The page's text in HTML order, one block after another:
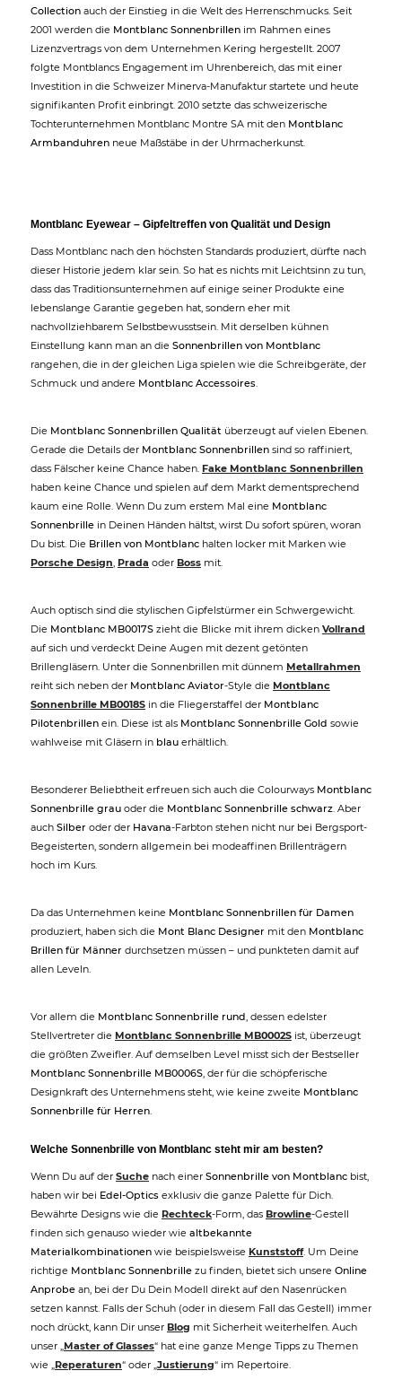
Collection auch der Einstieg in die Welt des Herrenschmucks. Seit
2001 werden die Montblanc Sonnenbrillen im Rahmen eines
Lizenzvertrags von dem Unternehmen Kering hergestellt. 2007
folgte Montblancs Engagement im Uhrenbereich, das mit einer
Investition in die Schweizer Minerva-Manufaktur startete und heute
signifikanten Profit einbringt. 2010 setzte das schweizerische
Tochterunternehmen Montblanc Montre SA mit den Montblanc
Armbanduhren neue Maßstäbe in der Uhrmacherkunst.
Montblanc Eyewear – Gipfeltreffen von Qualität und Design
Dass Montblanc nach den höchsten Standards produziert, dürfte nach
dieser Historie jedem klar sein. So hat es nichts mit Leichtsinn zu tun,
dass das Traditionsunternehmen auf einige seiner Produkte eine
lebenslange Garantie gegeben hat, sondern eher mit
nachvollziehbarem Selbstbewusstsein. Mit derselben kühnen
Einstellung kann man an die Sonnenbrillen von Montblanc
rangehen, die in der gleichen Liga spielen wie die Schreibgeräte, der
Schmuck und andere Montblanc Accessoires.
Die Montblanc Sonnenbrillen Qualität überzeugt auf vielen Ebenen.
Gerade die Details der Montblanc Sonnenbrillen sind so raffiniert,
dass Fälscher keine Chance haben. Fake Montblanc Sonnenbrillen
haben keine Chance und spielen auf dem Markt dementsprechend
kaum eine Rolle. Wenn Du zum erstem Mal eine Montblanc
Sonnenbrille in Deinen Händen hältst, wirst Du sofort spüren, woran
Du bist. Die Brillen von Montblanc halten locker mit Marken wie
Porsche Design, Prada oder Boss mit.
Auch optisch sind die stylischen Gipfelstürmer ein Schwergewicht.
Die Montblanc MB0017S zieht die Blicke mit ihrem dicken Vollrand
auf sich und verdeckt Deine Augen mit dezent getönten
Brillengläsern. Unter die Sonnenbrillen mit dünnem Metallrahmen
reiht sich neben der Montblanc Aviator-Style die Montblanc
Sonnenbrille MB0018S in die Fliegerstaffel der Montblanc
Pilotenbrillen ein. Diese ist als Montblanc Sonnenbrille Gold sowie
wahlweise mit Gläsern in blau erhältlich.
Besonderer Beliebtheit erfreuen sich auch die Colourways Montblanc
Sonnenbrille grau oder die Montblanc Sonnenbrille schwarz. Aber
auch Silber oder der Havana-Farbton stehen nicht nur bei Bergsport-
Begeisterten, sondern allgemein bei modeaffinen Brillenträgern
hoch im Kurs.
Da das Unternehmen keine Montblanc Sonnenbrillen für Damen
produziert, haben sich die Mont Blanc Designer mit den Montblanc
Brillen für Männer durchsetzen müssen – und punkteten damit auf
allen Leveln.
Vor allem die Montblanc Sonnenbrille rund, dessen edelster
Stellvertreter die Montblanc Sonnenbrille MB0002S ist, überzeugt
die größten Zweifler. Auf demselben Level misst sich der Bestseller
Montblanc Sonnenbrille MB0006S, der für die schöpferische
Designkraft des Unternehmens steht, wie keine zweite Montblanc
Sonnenbrille für Herren.
Welche Sonnenbrille von Montblanc steht mir am besten?
Wenn Du auf der Suche nach einer Sonnenbrille von Montblanc bist,
haben wir bei Edel-Optics exklusiv die ganze Palette für Dich.
Bewährte Designs wie die Rechteck-Form, das Browline-Gestell
finden sich genauso wieder wie altbekannte
Materialkombinationen wie beispielsweise Kunststoff. Um Deine
richtige Montblanc Sonnenbrille zu finden, bietet sich unsere Online
Anprobe an, bei der Du Dein Modell direkt auf den Nasenrücken
setzen kannst. Falls der Schuh (oder in diesem Fall das Gestell) immer
noch drückt, kann Dir unser Blog mit Sicherheit weiterhelfen. Auch
unser „Master of Glasses“ hat eine ganze Menge Tipps zu Themen
wie „Reperaturen“ oder „Justierung“ im Repertoire.